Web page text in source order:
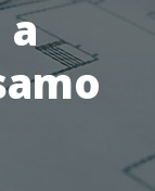
a